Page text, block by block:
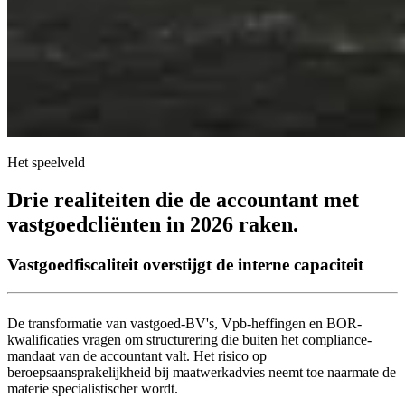
Het speelveld
Drie realiteiten die de accountant met
vastgoedcliënten in 2026 raken.
Vastgoedfiscaliteit overstijgt de interne capaciteit
De transformatie van vastgoed-BV's, Vpb-heffingen en BOR-
kwalificaties vragen om structurering die buiten het compliance-
mandaat van de accountant valt. Het risico op
beroepsaansprakelijkheid bij maatwerkadvies neemt toe naarmate de
materie specialistischer wordt.